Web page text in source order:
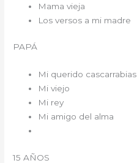
Mama vieja
Los versos a mi madre
PAPÁ
Mi querido cascarrabias
Mi viejo
Mi rey
Mi amigo del alma
15 AÑOS